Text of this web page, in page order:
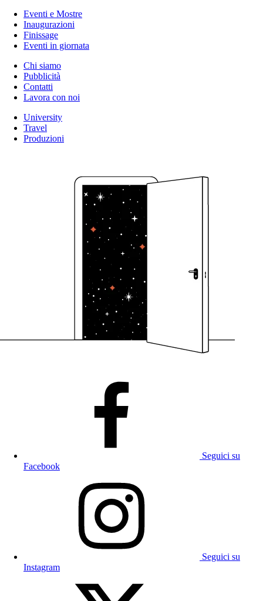
Eventi e Mostre
Inaugurazioni
Finissage
Eventi in giornata
Chi siamo
Pubblicità
Contatti
Lavora con noi
University
Travel
Produzioni
Seguici su
Facebook
Seguici su
Instagram